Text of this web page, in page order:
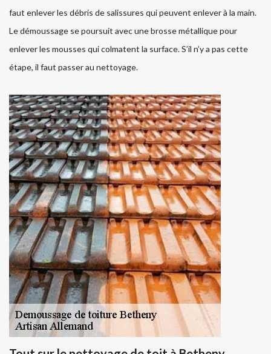
faut enlever les débris de salissures qui peuvent enlever à la main.
Le démoussage se poursuit avec une brosse métallique pour
enlever les mousses qui colmatent la surface. S’il n’y a pas cette
étape, il faut passer au nettoyage.